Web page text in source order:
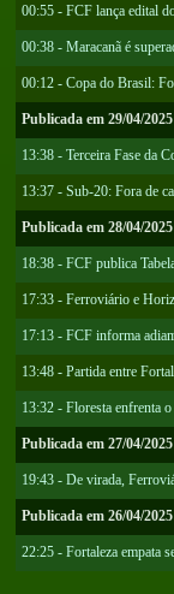
00:55 - FCF lança edital
00:38 - Maracanã é
00:12 - Copa do Brasil:
Publicada em 29/04/2025
13:38 - Terceira Fase da
13:37 - Sub-20: Fora de
Publicada em 28/04/2025
18:38 - FCF publica
17:33 - Ferroviário e
17:13 - FCF informa
13:48 - Partida entre
13:32 - Floresta enfrenta
Publicada em 27/04/2025
19:43 - De virada,
Publicada em 26/04/2025
22:25 - Fortaleza empata